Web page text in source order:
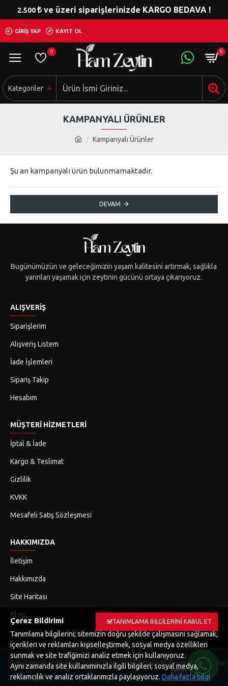
2.500₺ ve üzeri siparişlerinizde KARGO BEDAVA !
GIRIŞ YAP KAYIT OL
0 0
Kategoriler
Kampanyalı Ürünler
KAMPANYALI ÜRÜNLER
Şu an kampanyalı ürün bulunmamaktadır.
DEVAM
Bugünümüzün ve geleceğimizin yaşam kalitesini artırmak, sağlıkla
yarınları yaşamak için zeytinin gücünü ortaya çıkarıyoruz.
ALIŞVERIŞ
Siparişlerim
Alışveriş Listem
İade İşlemleri
Sipariş Takip
Hesabım
MÜŞTERI HIZMETLERI
İptal & İade
Kargo & Teslimat
Gizlilik
KVKK
Mesafeli Satış Sözleşmesi
HAKKIMIZDA
İletişim
Hakkımızda
Site Haritası
Blog
Copyright © 2024, Ham Zeytin, Bütün Hakları Saklıdır. Design By
TANIMLAMA BILGILERINI KABUL ET
Çerez Bildirimi
Tanımlama bilgilerini; sitemizin doğru şekilde çalışmasını sağlamak,
içerikleri ve reklamları kişiselleştirmek, sosyal medya özellikleri
sunmak ve site trafiğimizi analiz etmek için kullanıyoruz.
Aynı zamanda site kullanımınızla ilgili bilgileri; sosyal medya,
reklamcılık ve analiz ortaklarımızla paylaşıyoruz. Daha fazla bilgi